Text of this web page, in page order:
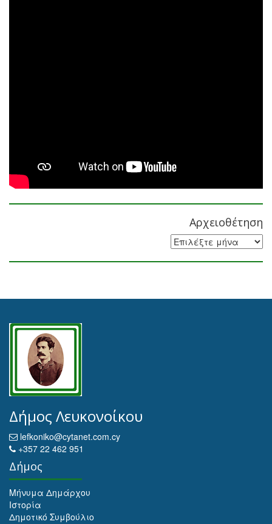
Αρχειοθέτηση
Αρχειοθέτηση
Δήμος Λευκονοίκου
lefkoniko@cytanet.com.cy
+357 22 462 951
Δήμος
Μήνυμα Δημάρχου
Ιστορία
Δημοτικό Συμβούλιο